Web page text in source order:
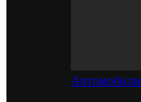
Автомобили